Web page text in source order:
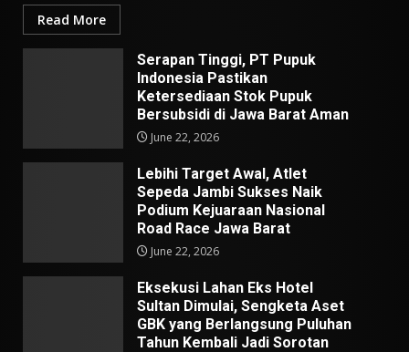
Read More
Serapan Tinggi, PT Pupuk
Indonesia Pastikan
Ketersediaan Stok Pupuk
Bersubsidi di Jawa Barat Aman
June 22, 2026
Lebihi Target Awal, Atlet
Sepeda Jambi Sukses Naik
Podium Kejuaraan Nasional
Road Race Jawa Barat
June 22, 2026
Eksekusi Lahan Eks Hotel
Sultan Dimulai, Sengketa Aset
GBK yang Berlangsung Puluhan
Tahun Kembali Jadi Sorotan